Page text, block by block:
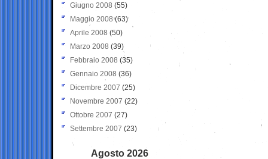
Giugno 2008 (55)
Maggio 2008(63)
Aprile 2008 (50)
Marzo 2008 (39)
Febbraio 2008 (35)
Gennaio 2008 (36)
Dicembre 2007 (25)
Novembre 2007 (22)
Ottobre 2007 (27)
Settembre 2007 (23)
Agosto 2026